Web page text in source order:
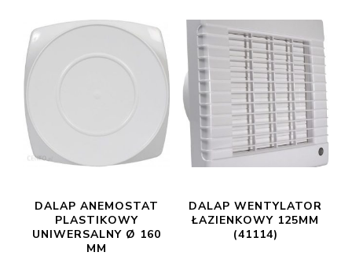
DALAP ANEMOSTAT
PLASTIKOWY
UNIWERSALNY Ø 160
MM
DALAP WENTYLATOR
ŁAZIENKOWY 125MM
(41114)